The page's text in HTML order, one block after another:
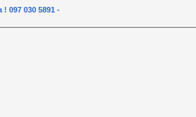
097 030 5891 -